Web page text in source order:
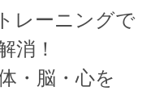
レーニングで
消！
・脳・心を